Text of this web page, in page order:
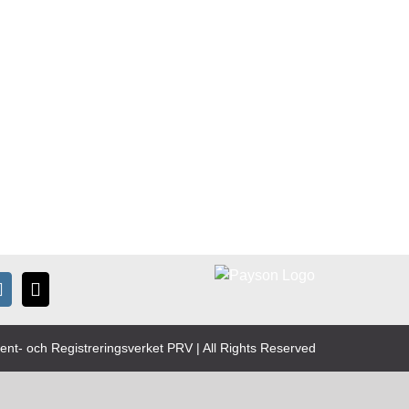
och Registreringsverket PRV | All Rights Reserved